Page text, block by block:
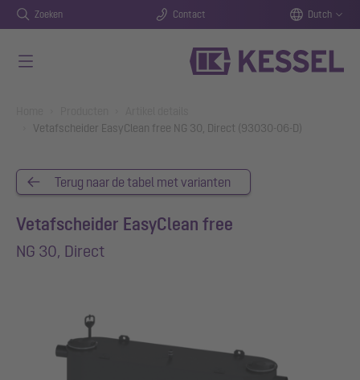
Zoeken Contact Dutch
Vetafscheider EasyClean free NG 30, Direct (93030-06-D)
Terug naar de tabel met varianten
Vetafscheider EasyClean free
NG 30, Direct